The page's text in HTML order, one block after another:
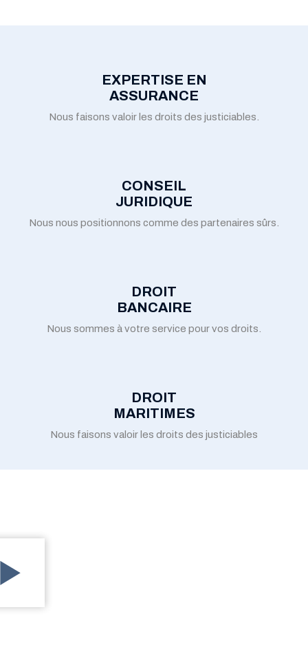
EXPERTISE EN
ASSURANCE
Nous faisons valoir les droits des justiciables.
CONSEIL
JURIDIQUE
Nous nous positionnons comme des partenaires sûrs.
DROIT
BANCAIRE
Nous sommes à votre service pour vos droits.
DROIT
MARITIMES
Nous faisons valoir les droits des justiciables